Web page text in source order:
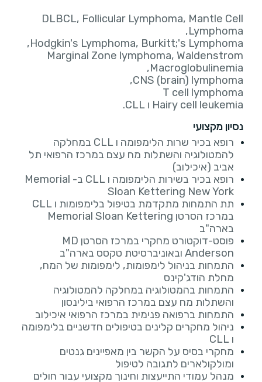
DLBCL, Follicular Lymphoma, Mantle Cell
Marginal Zone lymphoma, Waldenstrom
Hairy cell leukemia ו CLL.
נסיון מקצועי
רופא בכיר שרות הלימפומה ו CLL במחלקה
להמטולוגיה והשתלות מח עצם במרכז הרפואי תל
אביב (איכילוב)
רופא בכיר בשירות הלימפומה ו CLL ב- Memorial
Sloan Kettering New York
תת התמחות מתקדמת בטיפול בלימפומות ו CLL
במרכז הסרטן Memorial Sloan Kettering
בארה"ב
פוסט-דוקטורט מחקרי במרכז הסרטן MD
Anderson ובאוניברסיטת טקסס בארה"ב
התמחות בניהול לימפומות, לימפומות של המח,
מחלת הודג'קינס
התמחות בהמטולוגיה במחלקה להמטולוגיה
והשתלות מח עצם במרכז הרפואי בילינסון
התמחות ברפואה פנימית במרכז הרפואי איכילוב
ניהול מחקרים קלינים בטיפולים חדשניים בלימפומה
ו CLL
מחקרי בסיס על הקשר בין מאפיינים גנטים
ומולקולארים לתגובה לטיפול
מנהל עמודי התייעצות וחינוך מקצועי עבור חולים